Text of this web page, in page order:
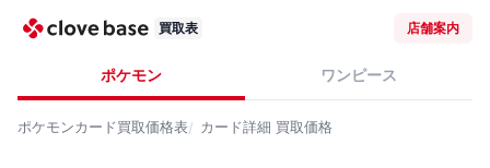
買取表 店舗案内
ポケモン ワンピース
ポケモンカード買取価格表 カード詳細 買取価格